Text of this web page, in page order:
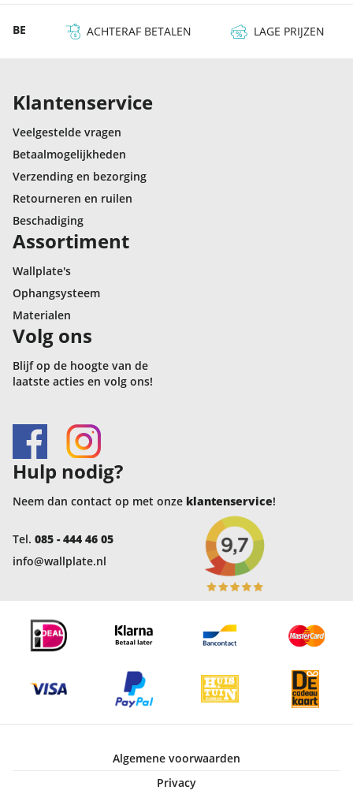
BE ACHTERAF BETALEN LAGE PRIJZEN
Klantenservice
Veelgestelde vragen
Betaalmogelijkheden
Verzending en bezorging
Retourneren en ruilen
Beschadiging
Assortiment
Wallplate's
Ophangsysteem
Materialen
Volg ons
Blijf op de hoogte van de
laatste acties en volg ons!
Hulp nodig?
Neem dan contact op met onze klantenservice!
Tel. 085 - 444 46 05
info@wallplate.nl
Algemene voorwaarden
Privacy